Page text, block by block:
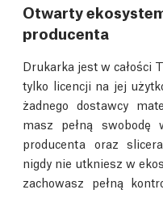
Otwarty
producenta
Drukarka jest w całości
tylko licencji na jej
żadnego dostawcy
masz pełną swobodę
producenta oraz
nigdy nie utkniesz w
zachowasz pełną